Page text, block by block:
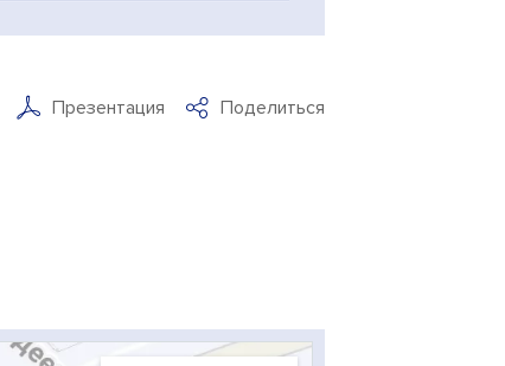
Презентация Поделиться